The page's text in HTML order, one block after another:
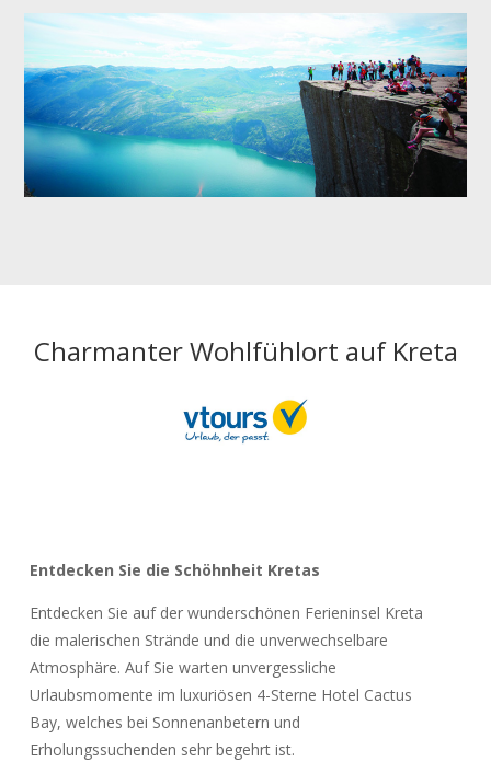
Charmanter Wohlfühlort auf Kreta
Entdecken Sie die Schöhnheit Kretas
Entdecken Sie auf der wunderschönen Ferieninsel Kreta
die malerischen Strände und die unverwechselbare
Atmosphäre. Auf Sie warten unvergessliche
Urlaubsmomente im luxuriösen 4-Sterne Hotel Cactus
Bay, welches bei Sonnenanbetern und
Erholungssuchenden sehr begehrt ist.